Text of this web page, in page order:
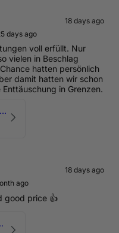
18 days ago
days ago
voll erfüllt. Nur
vielen in Beschlag
hatten persönlich
damit hatten wir schon
in Grenzen.
HPerformance Sommerfest 2026
18 days ago
ago
good price 👍
| Front Axle